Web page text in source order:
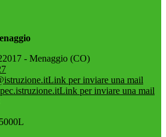
- Menaggio (CO)
Link per inviare una mail
Link per inviare una mail